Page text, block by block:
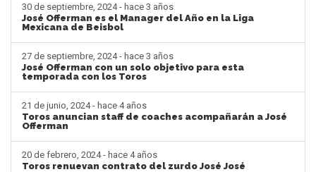
30 de septiembre, 2024 - hace 3 años
José Offerman es el Manager del Año en la Liga
Mexicana de Beisbol
27 de septiembre, 2024 - hace 3 años
José Offerman con un solo objetivo para esta
temporada con los Toros
21 de junio, 2024 - hace 4 años
Toros anuncian staff de coaches acompañarán a José
Offerman
20 de febrero, 2024 - hace 4 años
Toros renuevan contrato del zurdo José José